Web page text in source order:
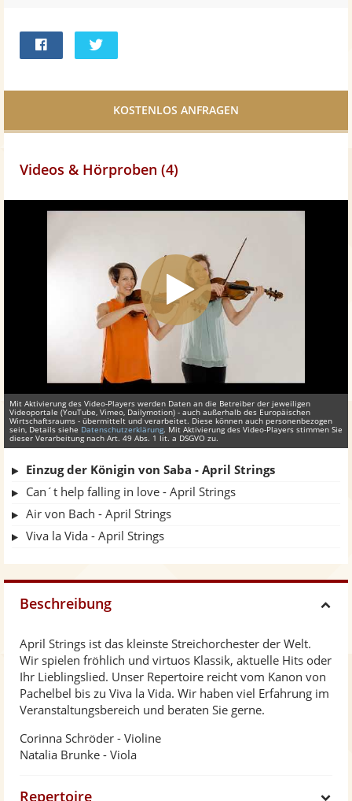
Facebook
Videos & Hörproben (4)
Mit Aktivierung des Video-Players werden Daten an die Betreiber der jeweiligen
Videoportale (YouTube, Vimeo, Dailymotion) - auch außerhalb des Europäischen
Wirtschaftsraums - übermittelt und verarbeitet. Diese können auch personenbezogen
sein, Details siehe Datenschutzerklärung. Mit Aktivierung des Video-Players stimmen Sie
dieser Verarbeitung nach Art. 49 Abs. 1 lit. a DSGVO zu.
Einzug der Königin von Saba - April Strings
Can´t help falling in love - April Strings
Air von Bach - April Strings
Viva la Vida - April Strings
Beschreibung
April Strings ist das kleinste Streichorchester der Welt.
Wir spielen fröhlich und virtuos Klassik, aktuelle Hits oder
Ihr Lieblingslied. Unser Repertoire reicht vom Kanon von
Pachelbel bis zu Viva la Vida. Wir haben viel Erfahrung im
Veranstaltungsbereich und beraten Sie gerne.
Corinna Schröder - Violine
Natalia Brunke - Viola
Repertoire